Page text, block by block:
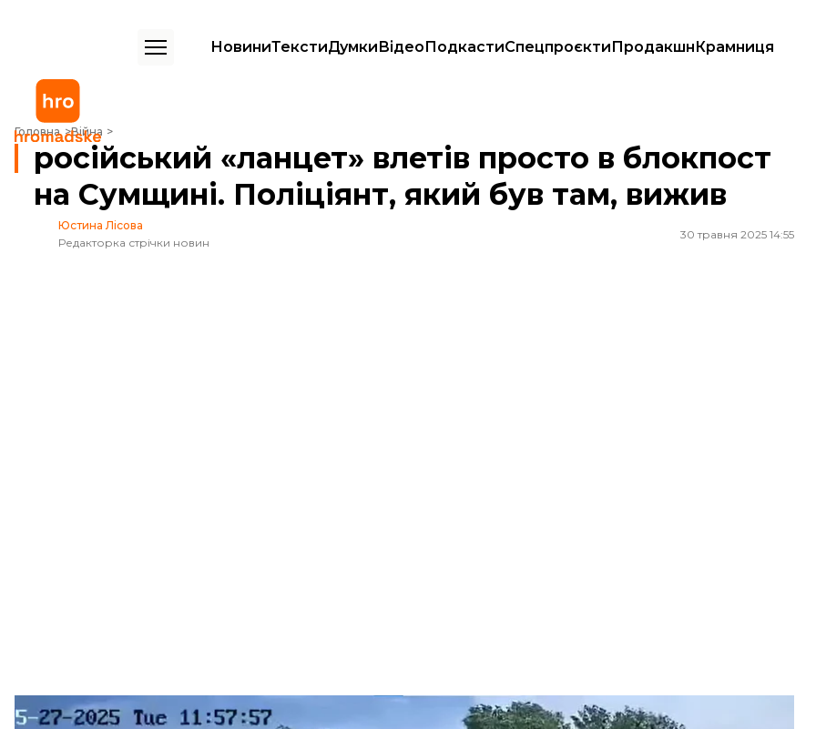
НовиниТекстиДумкиВідеоПодкастиСпецпроєктиПродакшнКрамниця
Головна Війна
російський «ланцет» влетів просто в блокпост на Сумщині. Поліціянт, який був там, вижив
російський «ланцет» влетів просто в блокпост
на Сумщині. Поліціянт, який був там, вижив
Юстина Лісова
Редакторка стрічки новин
30 травня 2025 14:55
російський «ланцет» за мить до удару в блокпост на Сумщині